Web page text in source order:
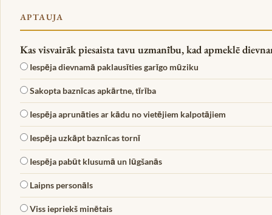
APTAUJA
Kas visvairāk piesaista tavu uzmanību, kad apmeklē
Iespēja dievnamā paklausīties garīgo mūziku
Sakopta baznīcas apkārtne, tīrība
Iespēja aprunāties ar kādu no vietējiem kalpotājiem
Iespēja uzkāpt baznīcas tornī
Iespēja pabūt klusumā un lūgšanās
Laipns personāls
Viss iepriekš minētais